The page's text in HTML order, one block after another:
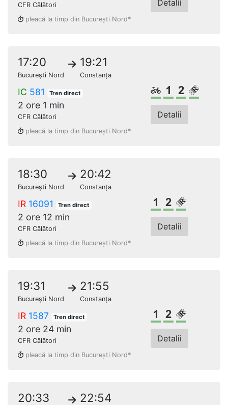
CFR Călători Detalii
pleacă la timp din București Nord*
17:20
București Nord
19:21
Constanța
IC 581 Tren direct
2 ore 1 min
CFR Călători
Biciclete
Clasa 1Clasa a
Loc
Detalii
pleacă la timp din București Nord*
18:30
București Nord
20:42
Constanța
IR 16091 Tren direct
2 ore 12 min
CFR Călători
Clasa 1Clasa a 2-a
Loc
Detalii
pleacă la timp din București Nord*
19:31
București Nord
21:55
Constanța
IR 1587 Tren direct
2 ore 24 min
CFR Călători
Clasa 1Clasa a 2-a
Loc
Detalii
pleacă la timp din București Nord*
20:33 22:54